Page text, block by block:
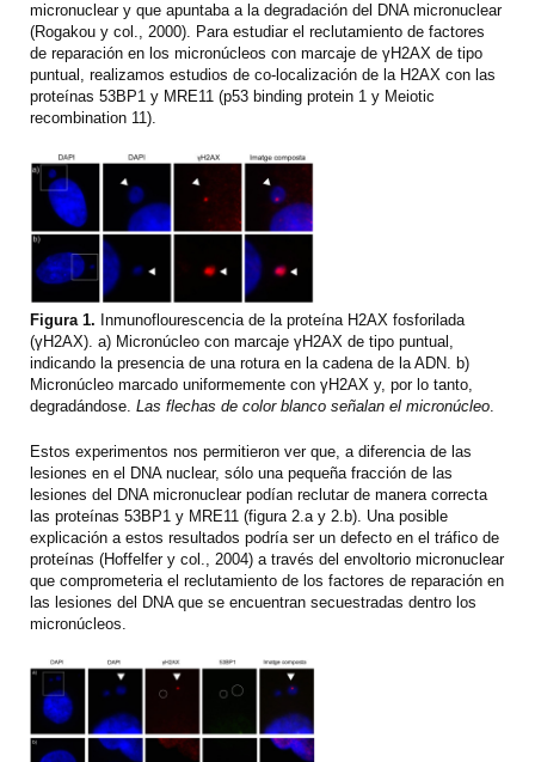
micronuclear y que apuntaba a la degradación del DNA micronuclear
(Rogakou y col., 2000). Para estudiar el reclutamiento de factores
de reparación en los micronúcleos con marcaje de γH2AX de tipo
puntual, realizamos estudios de co-localización de la H2AX con las
proteínas 53BP1 y MRE11 (p53 binding protein 1 y Meiotic
recombination 11).
Figura 1. Inmunoflourescencia de la proteína H2AX fosforilada
(γH2AX). a) Micronúcleo con marcaje γH2AX de tipo puntual,
indicando la presencia de una rotura en la cadena de la ADN. b)
Micronúcleo marcado uniformemente con γH2AX y, por lo tanto,
degradándose. Las flechas de color blanco señalan el micronúcleo.
Estos experimentos nos permitieron ver que, a diferencia de las
lesiones en el DNA nuclear, sólo una pequeña fracción de las
lesiones del DNA micronuclear podían reclutar de manera correcta
las proteínas 53BP1 y MRE11 (figura 2.a y 2.b). Una posible
explicación a estos resultados podría ser un defecto en el tráfico de
proteínas (Hoffelfer y col., 2004) a través del envoltorio micronuclear
que comprometeria el reclutamiento de los factores de reparación en
las lesiones del DNA que se encuentran secuestradas dentro los
micronúcleos.